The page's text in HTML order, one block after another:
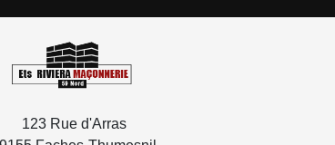
123 Rue d'Arras